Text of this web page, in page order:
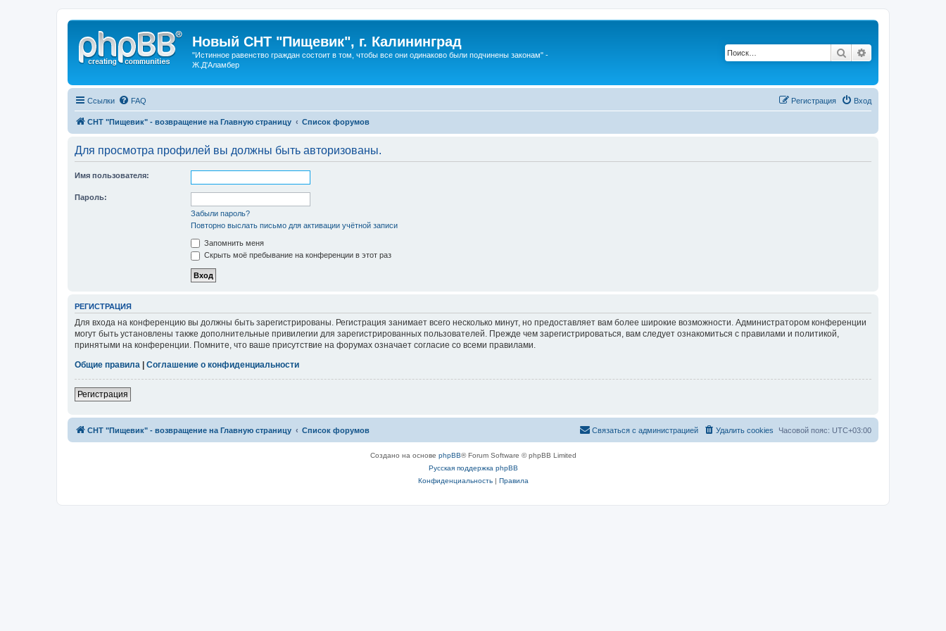
Новый СНТ "Пищевик", г. Калининград
"Истинное равенство граждан состоит в том, чтобы все они одинаково были подчинены законам" -
Ж.Д'Аламбер
Поиск
Ссылки FAQ Вход
Регистрация
СНТ "Пищевик" - возвращение на Главную страницу Список форумов
Для просмотра профилей вы должны быть авторизованы.
Имя пользователя:
Пароль:
Забыли пароль?
Повторно выслать письмо для активации учётной записи
Запомнить меня
Скрыть моё пребывание на конференции в этот раз
РЕГИСТРАЦИЯ
Для входа на конференцию вы должны быть зарегистрированы. Регистрация занимает всего несколько минут, но предоставляет вам более широкие возможности. Администратором конференции
могут быть установлены также дополнительные привилегии для зарегистрированных пользователей. Прежде чем зарегистрироваться, вам следует ознакомиться с правилами и политикой,
принятыми на конференции. Помните, что ваше присутствие на форумах означает согласие со всеми правилами.
Общие правила
Соглашение о конфиденциальности
Регистрация
СНТ "Пищевик" - возвращение на Главную страницу Список форумов Часовой пояс: UTC+03:00
Удалить cookies
Связаться с администрацией
Создано на основе phpBB® Forum Software © phpBB Limited
Русская поддержка phpBB
Конфиденциальность| Правила